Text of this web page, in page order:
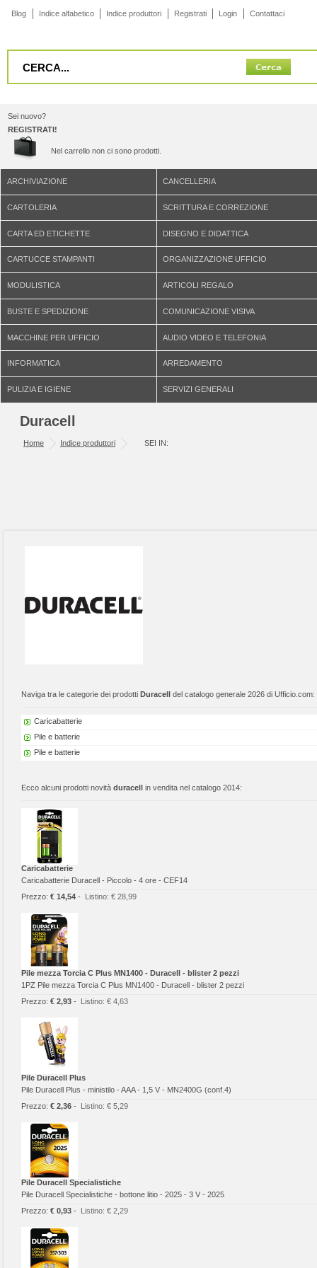
Blog Indice alfabetico Indice produttori Registrati Login Contattaci
Sei nuovo?
REGISTRATI!
Nel carrello non ci sono prodotti.
ARCHIVIAZIONE CANCELLERIA
CARTOLERIA SCRITTURA E CORREZIONE
CARTA ED ETICHETTE DISEGNO E DIDATTICA
CARTUCCE STAMPANTI ORGANIZZAZIONE UFFICIO
MODULISTICA ARTICOLI REGALO
BUSTE E SPEDIZIONE COMUNICAZIONE VISIVA
MACCHINE PER UFFICIO AUDIO VIDEO E TELEFONIA
INFORMATICA ARREDAMENTO
PULIZIA E IGIENE SERVIZI GENERALI
Duracell
SEI IN:
Home Indice produttori
Naviga tra le categorie dei prodotti Duracell del catalogo generale 2026 di Ufficio.com:
Caricabatterie
Pile e batterie
Pile e batterie
Ecco alcuni prodotti novità duracell in vendita nel catalogo 2014:
Caricabatterie
Caricabatterie Duracell - Piccolo - 4 ore - CEF14
Prezzo: € 14,54 - Listino: € 28,99
Pile mezza Torcia C Plus MN1400 - Duracell - blister 2 pezzi
1PZ Pile mezza Torcia C Plus MN1400 - Duracell - blister 2 pezzi
Prezzo: € 2,93 - Listino: € 4,63
Pile Duracell Plus
Pile Duracell Plus - ministilo - AAA - 1,5 V - MN2400G (conf.4)
Prezzo: € 2,36 - Listino: € 5,29
Pile Duracell Specialistiche
Pile Duracell Specialistiche - bottone litio - 2025 - 3 V - 2025
Prezzo: € 0,93 - Listino: € 2,29